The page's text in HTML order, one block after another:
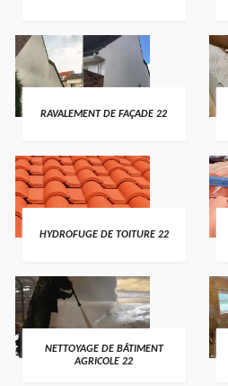
RAVALEMENT DE FAÇADE 22
HYDROFUGE DE TOITURE 22
NETTOYAGE DE BÂTIMENT
AGRICOLE 22